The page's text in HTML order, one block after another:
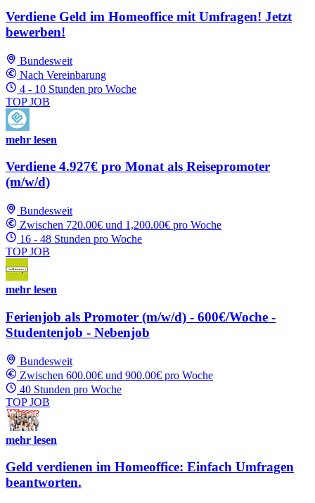
Verdiene Geld im Homeoffice mit Umfragen! Jetzt
bewerben!
Bundesweit
Nach Vereinbarung
4 - 10 Stunden pro Woche
TOP JOB
mehr lesen
Verdiene 4.927€ pro Monat als Reisepromoter
(m/w/d)
Bundesweit
Zwischen 720.00€ und 1,200.00€ pro Woche
16 - 48 Stunden pro Woche
TOP JOB
mehr lesen
Ferienjob als Promoter (m/w/d) - 600€/Woche -
Studentenjob - Nebenjob
Bundesweit
Zwischen 600.00€ und 900.00€ pro Woche
40 Stunden pro Woche
TOP JOB
mehr lesen
Geld verdienen im Homeoffice: Einfach Umfragen
beantworten.